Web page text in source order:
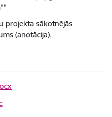
projekta sākotnējās
(anotācija).